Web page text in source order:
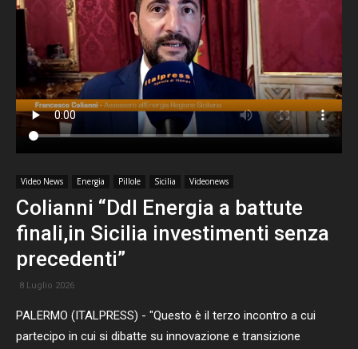
Video News Energia Pillole Sicilia Videonews
Colianni “Ddl Energia a battute
finali,in Sicilia investimenti senza
precedenti”
8 Luglio 2026
PALERMO (ITALPRESS) - "Questo è il terzo incontro a cui
partecipo in cui si dibatte su innovazione e transizione